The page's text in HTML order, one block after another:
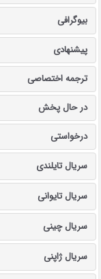
بیوگرافی
پیشنهادی
ترجمه اختصاصی
در حال پخش
درخواستی
سریال تایلندی
سریال تایوانی
سریال چینی
سریال ژاپنی